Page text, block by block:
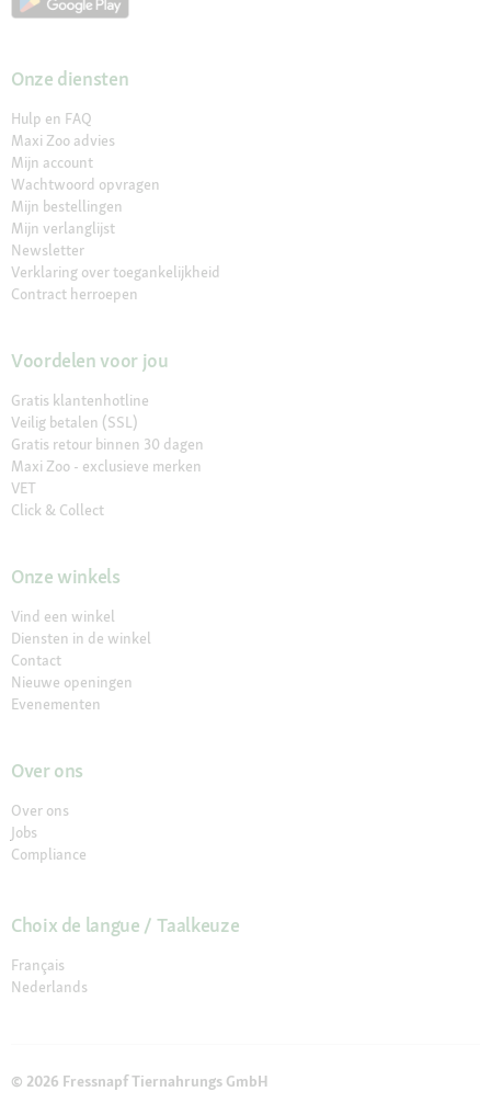
Onze diensten
Hulp en FAQ
Maxi Zoo advies
Mijn account
Wachtwoord opvragen
Mijn bestellingen
Mijn verlanglijst
Newsletter
Verklaring over toegankelijkheid
Contract herroepen
Voordelen voor jou
Gratis klantenhotline
Veilig betalen (SSL)
Gratis retour binnen 30 dagen
Maxi Zoo - exclusieve merken
VET
Click & Collect
Onze winkels
Vind een winkel
Diensten in de winkel
Contact
Nieuwe openingen
Evenementen
Over ons
Over ons
Jobs
Compliance
Choix de langue / Taalkeuze
Français
Nederlands
© 2026 Fressnapf Tiernahrungs GmbH